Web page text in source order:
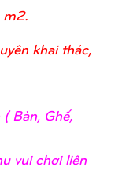
khai thác,
Bàn, Ghế,
vui chơi liên